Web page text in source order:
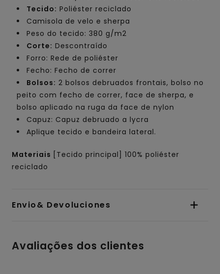
Tecido: Poliéster reciclado
Camisola de velo e sherpa
Peso do tecido: 380 g/m2
Corte: Descontraído
Forro: Rede de poliéster
Fecho: Fecho de correr
Bolsos: 2 bolsos debruados frontais, bolso no
peito com fecho de correr, face de sherpa, e
bolso aplicado na ruga da face de nylon
Capuz: Capuz debruado a lycra
Aplique tecido e bandeira lateral.
Materiais
[Tecido principal] 100% poliéster
reciclado
Envio& Devoluciones
Avaliações dos clientes